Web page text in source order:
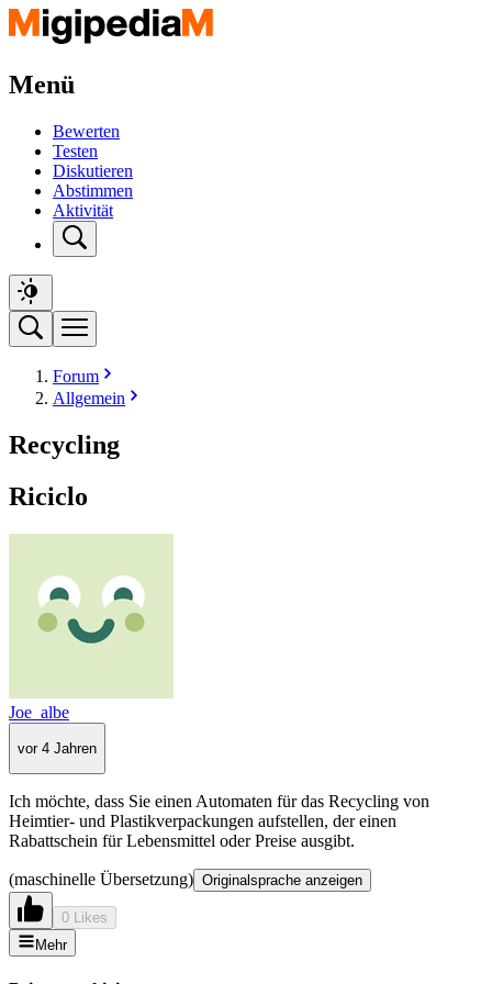
Menü
Bewerten
Testen
Diskutieren
Abstimmen
Aktivität
Forum
Allgemein
Recycling
Riciclo
Joe_albe
vor 4 Jahren
Ich möchte, dass Sie einen Automaten für das Recycling von
Heimtier- und Plastikverpackungen aufstellen, der einen
Rabattschein für Lebensmittel oder Preise ausgibt.
(maschinelle Übersetzung) Originalsprache anzeigen
0 Likes
Mehr